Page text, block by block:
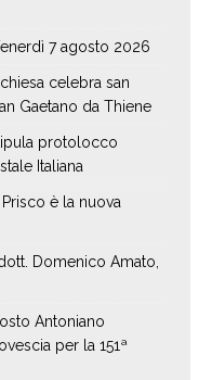
7 agosto 2026
celebra san
Gaetano da Thiene
protolocco
Italiana
è la nuova
Domenico Amato,
Antoniano
per la 151ª